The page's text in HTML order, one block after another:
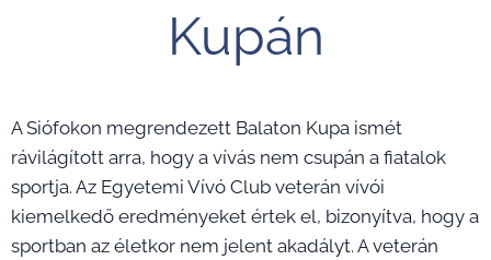
Kupán
A Siófokon megrendezett Balaton Kupa ismét
rávilágított arra, hogy a vívás nem csupán a fiatalok
sportja. Az Egyetemi Vívó Club veterán vívói
kiemelkedő eredményeket értek el, bizonyítva, hogy a
sportban az életkor nem jelent akadályt. A veterán